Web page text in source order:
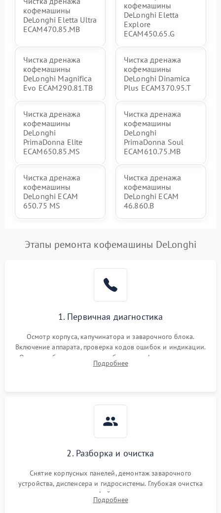
кофемашины
DeLonghi Eletta Ultra
ECAM470.85.MB
кофемашины
DeLonghi Eletta
Explore
ECAM450.65.G
Чистка дренажа
кофемашины
DeLonghi Magnifica
Evo ECAM290.81.TB
Чистка дренажа
кофемашины
DeLonghi Dinamica
Plus ECAM370.95.T
Чистка дренажа
кофемашины
DeLonghi
PrimaDonna Elite
ECAM650.85.MS
Чистка дренажа
кофемашины
DeLonghi
PrimaDonna Soul
ECAM610.75.MB
Чистка дренажа
кофемашины
DeLonghi ECAM
650.75 MS
Чистка дренажа
кофемашины
DeLonghi ECAM
46.860.B
Этапы ремонта кофемашины DeLonghi
1. Первичная диагностика
Осмотр корпуса, капучинатора и заварочного блока.
Включение аппарата, проверка кодов ошибок и индикации.
Оценка работы помпы, термоблока и кофемолки на слух.
Измерение температуры и давления воды для выявления
Подробнее
2. Разборка и очистка
Снятие корпусных панелей, демонтаж заварочного
устройства, диспенсера и гидросистемы. Глубокая очистка
внутренних узлов от кофейных масел, жмыха и накипи.
Промывка дренажных каналов и фильтров с использованием
Подробнее